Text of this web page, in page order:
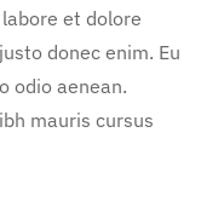
et dolore
donec enim. Eu
odio aenean.
mauris cursus